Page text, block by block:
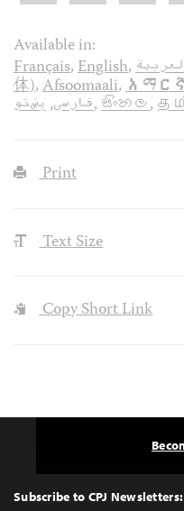
Available in:
Français,English,
体),Afsoomaali,
فارسی,پښتو ,සිංහල,
Print
Text Size
Copy Short Link
Top
Subscribe to CPJ Newsletters: